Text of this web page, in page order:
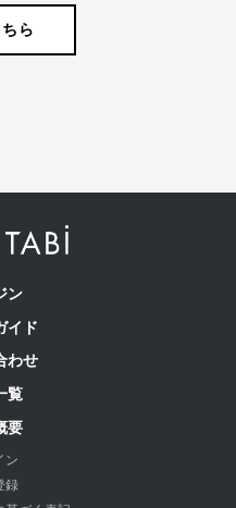
ら
ン
イド
わせ
覧
要
ン
録